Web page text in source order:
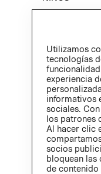
Utilizamos
tecnologías
experiencia
informativos
sociales.
los patrones
Al hacer clic
socios
bloquean las
de contenido